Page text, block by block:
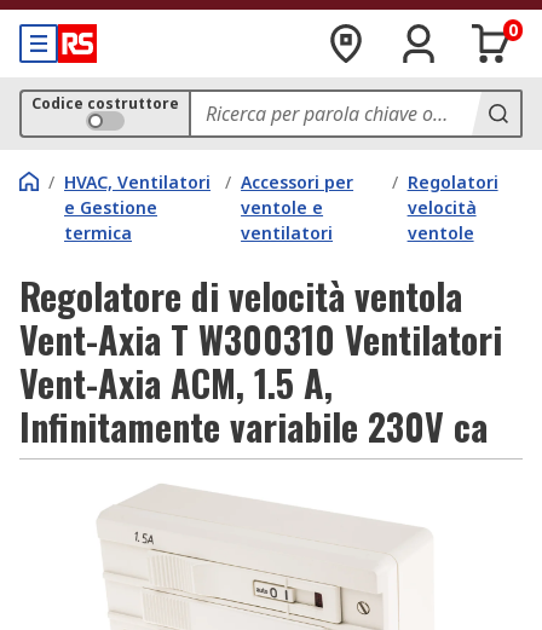
0
Codice costruttore
/ HVAC, Ventilatori
e Gestione
termica
/ Accessori per
ventole e
ventilatori
/ Regolatori
velocità
ventole
Regolatore di velocità ventola
Vent-Axia T W300310 Ventilatori
Vent-Axia ACM, 1.5 A,
Infinitamente variabile 230V ca